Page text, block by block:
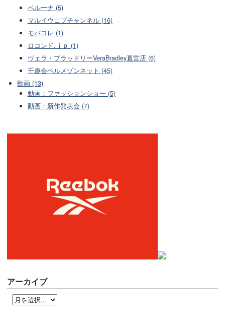
ベルーナ (5)
マルイウェブチャンネル (16)
モバコレ (1)
ロコンド.ｊｐ (1)
ヴェラ・ブラッドリーVeraBradley直営店 (6)
千趣会ベルメゾンネット (45)
動画 (13)
動画：ファッションショー (5)
動画：新作発表会 (7)
アーカイブ